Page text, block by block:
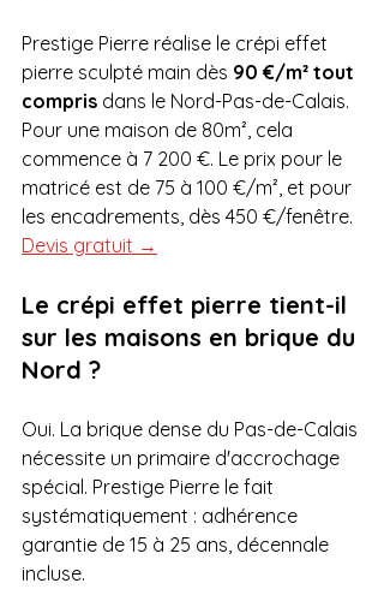
Prestige Pierre réalise le crépi effet
pierre sculpté main dès 90 €/m² tout
compris dans le Nord-Pas-de-Calais.
Pour une maison de 80m², cela
commence à 7 200 €. Le prix pour le
matricé est de 75 à 100 €/m², et pour
les encadrements, dès 450 €/fenêtre.
Devis gratuit →
Le crépi effet pierre tient-il
sur les maisons en brique du
Nord ?
Oui. La brique dense du Pas-de-Calais
nécessite un primaire d'accrochage
spécial. Prestige Pierre le fait
systématiquement : adhérence
garantie de 15 à 25 ans, décennale
incluse.